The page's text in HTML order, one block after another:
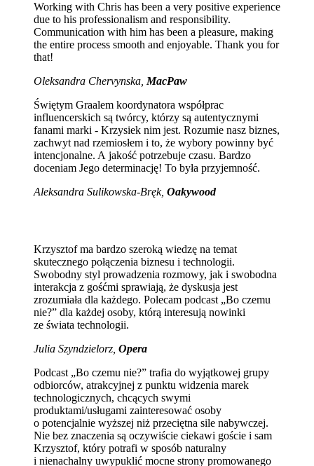
Working with Chris has been a very positive experience
due to his professionalism and responsibility.
Communication with him has been a pleasure, making
the entire process smooth and enjoyable. Thank you for
that!
Oleksandra Chervynska, MacPaw
Świętym Graalem koordynatora współprac
influencerskich są twórcy, którzy są autentycznymi
fanami marki - Krzysiek nim jest. Rozumie nasz biznes,
zachwyt nad rzemiosłem i to, że wybory powinny być
intencjonalne. A jakość potrzebuje czasu. Bardzo
doceniam Jego determinację! To była przyjemność.
Aleksandra Sulikowska-Bręk, Oakywood
Krzysztof ma bardzo szeroką wiedzę na temat
skutecznego połączenia biznesu i technologii.
Swobodny styl prowadzenia rozmowy, jak i swobodna
interakcja z gośćmi sprawiają, że dyskusja jest
zrozumiała dla każdego. Polecam podcast „Bo czemu
nie?” dla każdej osoby, którą interesują nowinki
ze świata technologii.
Julia Szyndzielorz, Opera
Podcast „Bo czemu nie?” trafia do wyjątkowej grupy
odbiorców, atrakcyjnej z punktu widzenia marek
technologicznych, chcących swymi
produktami/usługami zainteresować osoby
o potencjalnie wyższej niż przeciętna sile nabywczej.
Nie bez znaczenia są oczywiście ciekawi goście i sam
Krzysztof, który potrafi w sposób naturalny
i nienachalny uwypuklić mocne strony promowanego